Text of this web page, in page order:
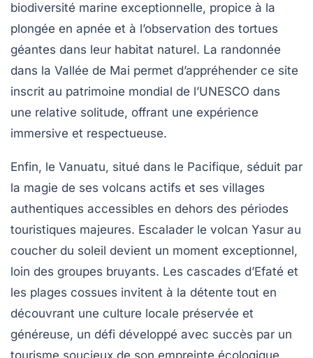
biodiversité marine exceptionnelle, propice à la
plongée en apnée et à l’observation des tortues
géantes dans leur habitat naturel. La randonnée
dans la Vallée de Mai permet d’appréhender ce site
inscrit au patrimoine mondial de l’UNESCO dans
une relative solitude, offrant une expérience
immersive et respectueuse.
Enfin, le Vanuatu, situé dans le Pacifique, séduit par
la magie de ses volcans actifs et ses villages
authentiques accessibles en dehors des périodes
touristiques majeures. Escalader le volcan Yasur au
coucher du soleil devient un moment exceptionnel,
loin des groupes bruyants. Les cascades d’Efaté et
les plages cossues invitent à la détente tout en
découvrant une culture locale préservée et
généreuse, un défi développé avec succès par un